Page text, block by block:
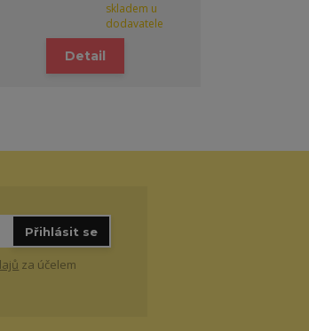
skladem u
dodavatele
Detail
Přihlásit se
za účelem